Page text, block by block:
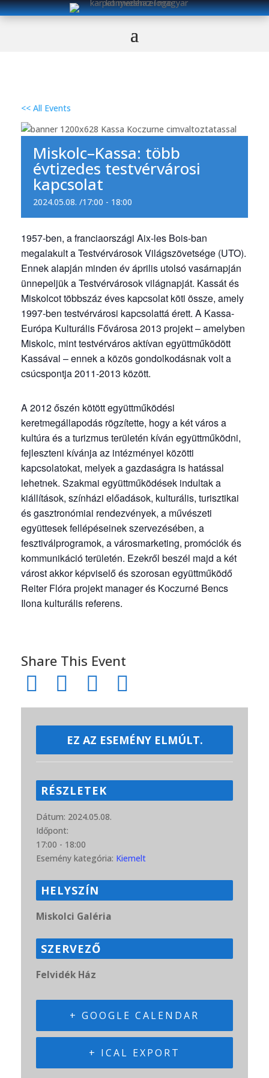
<< All Events
Miskolc–Kassa: több
évtizedes testvérvárosi
kapcsolat
2024.05.08. /17:00 - 18:00
1957-ben, a franciaországi Aix-les Bois-ban
megalakult a Testvérvárosok Világszövetsége (UTO).
Ennek alapján minden év április utolsó vasárnapján
ünnepeljük a Testvérvárosok világnapját. Kassát és
Miskolcot többszáz éves kapcsolat köti össze, amely
1997-ben testvérvárosi kapcsolattá érett. A Kassa-
Európa Kulturális Fővárosa 2013 projekt – amelyben
Miskolc, mint testvérváros aktívan együttműködött
Kassával – ennek a közös gondolkodásnak volt a
csúcspontja 2011-2013 között.
A 2012 őszén kötött együttműködési
keretmegállapodás rögzítette, hogy a két város a
kultúra és a turizmus területén kíván együttműködni,
fejleszteni kívánja az intézményei közötti
kapcsolatokat, melyek a gazdaságra is hatással
lehetnek. Szakmai együttműködések indultak a
kiállítások, színházi előadások, kulturális, turisztikai
és gasztronómiai rendezvények, a művészeti
együttesek fellépéseinek szervezésében, a
fesztiválprogramok, a városmarketing, promóciók és
kommunikáció területén. Ezekről beszél majd a két
várost akkor képviselő és szorosan együttműködő
Reiter Flóra projekt manager és Koczurné Bencs
Ilona kulturális referens.
Share This Event
EZ AZ ESEMÉNY ELMÚLT.
RÉSZLETEK
Dátum: 2024.05.08.
Időpont:
17:00 - 18:00
Esemény kategória: Kiemelt
HELYSZÍN
Miskolci Galéria
SZERVEZŐ
Felvidék Ház
+ GOOGLE CALENDAR
+ ICAL EXPORT